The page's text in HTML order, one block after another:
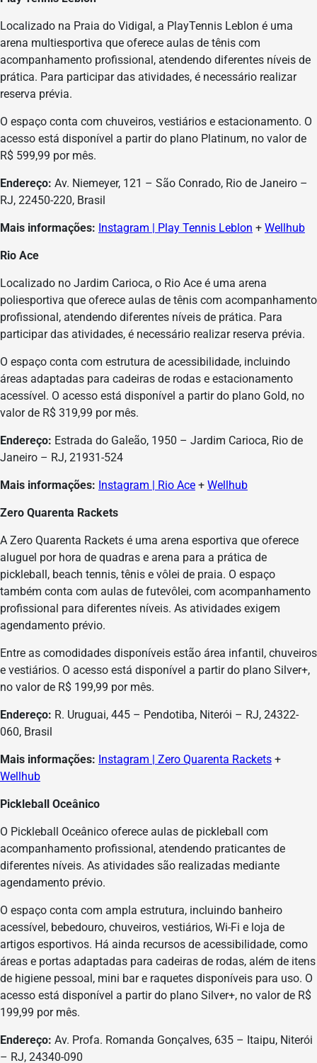
Localizado na Praia do Vidigal, a PlayTennis Leblon é uma
arena multiesportiva que oferece aulas de tênis com
acompanhamento profissional, atendendo diferentes níveis de
prática. Para participar das atividades, é necessário realizar
reserva prévia.
O espaço conta com chuveiros, vestiários e estacionamento. O
acesso está disponível a partir do plano Platinum, no valor de
R$ 599,99 por mês.
Endereço: Av. Niemeyer, 121 – São Conrado, Rio de Janeiro –
RJ, 22450-220, Brasil
Mais informações: Instagram | Play Tennis Leblon + Wellhub
Rio Ace
Localizado no Jardim Carioca, o Rio Ace é uma arena
poliesportiva que oferece aulas de tênis com acompanhamento
profissional, atendendo diferentes níveis de prática. Para
participar das atividades, é necessário realizar reserva prévia.
O espaço conta com estrutura de acessibilidade, incluindo
áreas adaptadas para cadeiras de rodas e estacionamento
acessível. O acesso está disponível a partir do plano Gold, no
valor de R$ 319,99 por mês.
Endereço: Estrada do Galeão, 1950 – Jardim Carioca, Rio de
Janeiro – RJ, 21931-524
Mais informações: Instagram | Rio Ace + Wellhub
Zero Quarenta Rackets
A Zero Quarenta Rackets é uma arena esportiva que oferece
aluguel por hora de quadras e arena para a prática de
pickleball, beach tennis, tênis e vôlei de praia. O espaço
também conta com aulas de futevôlei, com acompanhamento
profissional para diferentes níveis. As atividades exigem
agendamento prévio.
Entre as comodidades disponíveis estão área infantil, chuveiros
e vestiários. O acesso está disponível a partir do plano Silver+,
no valor de R$ 199,99 por mês.
Endereço: R. Uruguai, 445 – Pendotiba, Niterói – RJ, 24322-
060, Brasil
Mais informações: Instagram | Zero Quarenta Rackets +
Wellhub
Pickleball Oceânico
O Pickleball Oceânico oferece aulas de pickleball com
acompanhamento profissional, atendendo praticantes de
diferentes níveis. As atividades são realizadas mediante
agendamento prévio.
O espaço conta com ampla estrutura, incluindo banheiro
acessível, bebedouro, chuveiros, vestiários, Wi-Fi e loja de
artigos esportivos. Há ainda recursos de acessibilidade, como
áreas e portas adaptadas para cadeiras de rodas, além de itens
de higiene pessoal, mini bar e raquetes disponíveis para uso. O
acesso está disponível a partir do plano Silver+, no valor de R$
199,99 por mês.
Endereço: Av. Profa. Romanda Gonçalves, 635 – Itaipu, Niterói
– RJ, 24340-090